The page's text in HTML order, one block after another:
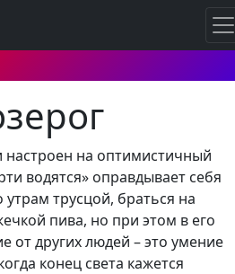
настроен на оптимистичный
водятся» оправдывает себя
утрам трусцой, браться на
пива, но при этом в его
от других людей – это умение
конец света кажется